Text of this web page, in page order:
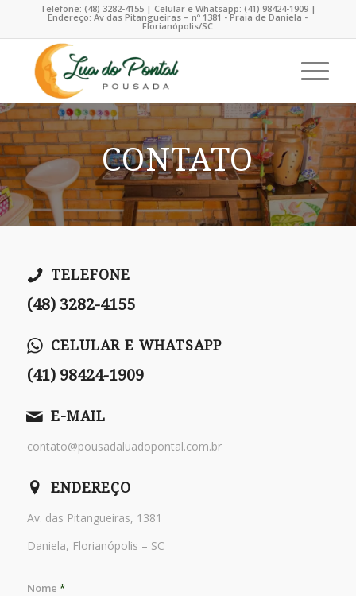
Telefone: (48) 3282-4155 | Celular e Whatsapp: (41) 98424-1909 |
Endereço: Av das Pitangueiras – nº 1381 - Praia de Daniela -
Florianópolis/SC
CONTATO
TELEFONE
(48) 3282-4155
CELULAR E WHATSAPP
(41) 98424-1909
E-MAIL
contato@pousadaluadopontal.com.br
ENDEREÇO
Av. das Pitangueiras, 1381
Daniela, Florianópolis – SC
Nome *